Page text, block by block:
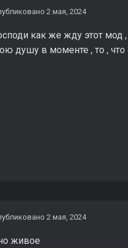
2 мая, 2024
как же жду этот мод
душу в моменте , то ,
2 мая, 2024
живое